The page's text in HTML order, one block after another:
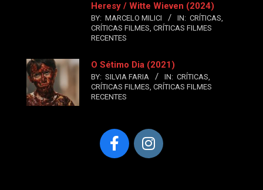
Heresy / Witte Wieven (2024)
BY: MARCELO MILICI IN: CRÍTICAS,
CRÍTICAS FILMES, CRÍTICAS FILMES
RECENTES
O Sétimo Dia (2021)
BY: SILVIA FARIA IN: CRÍTICAS,
CRÍTICAS FILMES, CRÍTICAS FILMES
RECENTES